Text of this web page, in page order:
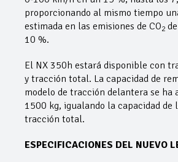
proporcionando al mismo tiempo
estimada en las emisiones de CO2
10 %.
El NX 350h estará disponible con
y tracción total. La capacidad de
modelo de tracción delantera se ha
1500 kg, igualando la capacidad de
tracción total.
ESPECIFICACIONES DEL NUEVO